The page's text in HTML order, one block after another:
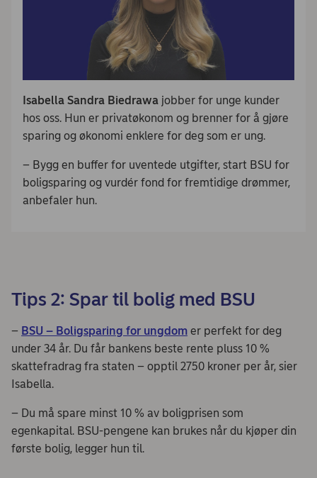
Isabella Sandra Biedrawa jobber for unge kunder
hos oss. Hun er privatøkonom og brenner for å gjøre
sparing og økonomi enklere for deg som er ung.
– Bygg en buffer for uventede utgifter, start BSU for
boligsparing og vurdér fond for fremtidige drømmer,
anbefaler hun.
Tips 2: Spar til bolig med BSU
– BSU – Boligsparing for ungdom er perfekt for deg
under 34 år. Du får bankens beste rente pluss 10 %
skattefradrag fra staten – opptil 2750 kroner per år, sier
Isabella.
– Du må spare minst 10 % av boligprisen som
egenkapital. BSU-pengene kan brukes når du kjøper din
første bolig, legger hun til.